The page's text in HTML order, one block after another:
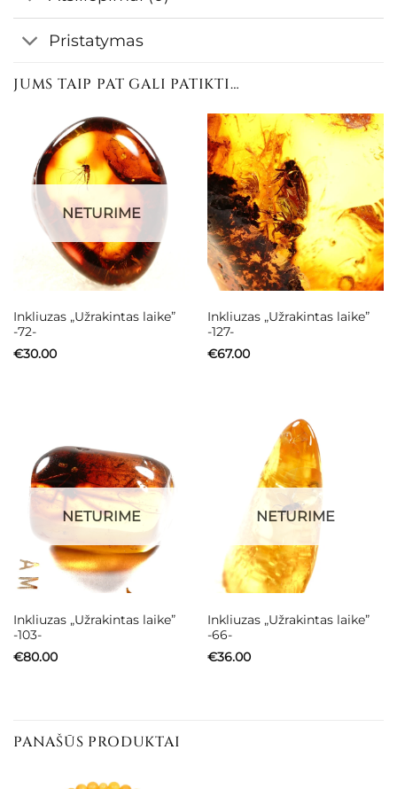
Pristatymas
JUMS TAIP PAT GALI PATIKTI…
NETURIME
Inkliuzas „Užrakintas laike”
-72-
€30.00
Inkliuzas „Užrakintas laike”
-127-
€67.00
NETURIME
Inkliuzas „Užrakintas laike”
-103-
€80.00
NETURIME
Inkliuzas „Užrakintas laike”
-66-
€36.00
PANAŠŪS PRODUKTAI